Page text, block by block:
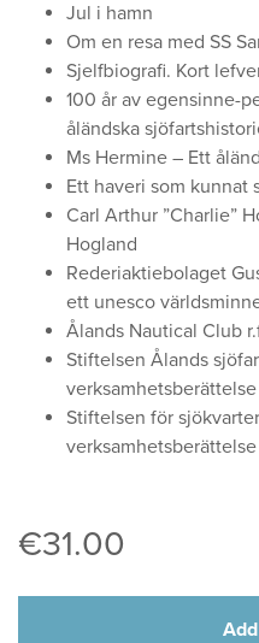
Jul i hamn
Om en resa med SS
Sjelfbiografi. Kort
100 år av egensinne-
åländska
Ms Hermine – Ett
Ett haveri som kunnat
Carl Arthur ”Charlie”
Hogland
Rederiaktiebolaget
ett unesco
Ålands Nautical Club
Stiftelsen Ålands
Stiftelsen för
€31.00